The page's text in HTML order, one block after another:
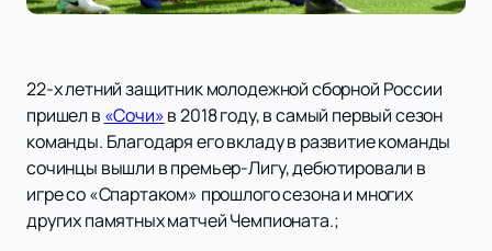
22-х летний защитник молодежной сборной России
пришел в «Сочи»в 2018 году, в самый первый сезон
команды. Благодаря его вкладу в развитие команды
сочинцы вышли в премьер-Лигу, дебютировали в
игре со «Спартаком» прошлого сезона и многих
других памятных матчей Чемпионата.;